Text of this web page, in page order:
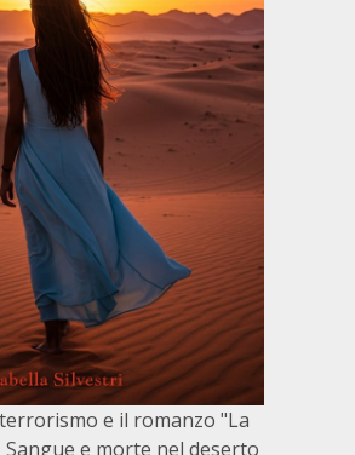
e il romanzo "La
e morte nel deserto